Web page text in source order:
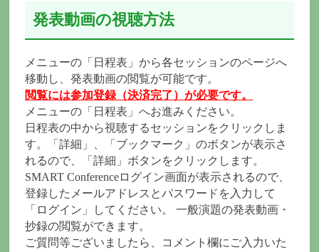
発表動画の視聴方法
メニューの「日程表」から各セッションのページへ
移動し、発表動画の閲覧が可能です。
閲覧には参加登録（決済完了）が必要です。
メニューの「日程表」へお進みください。
日程表の中から視聴するセッションをクリックしま
す。「詳細」、「ブックマーク」のボタンが表示さ
れるので、「詳細」ボタンをクリックします。
SMART Conferenceログイン画面が表示されるので、
登録したメールアドレスとパスワードを入力して
「ログイン」してください。 一般演題の発表動画・
抄録の閲覧ができます。
ご質問等ございましたら、コメント欄にご入力いた